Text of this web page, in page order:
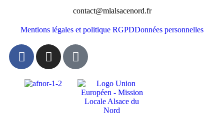
contact@mlalsacenord.fr
Mentions légales et politique RGPDDonnées personnelles